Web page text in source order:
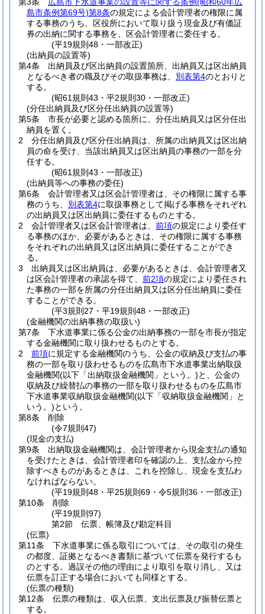
島市条例第69号)第8条の規定による会計管理者の権限に属
する事務のうち、区役所において取り扱う現金及び有価証
券の出納に関する事務を、区会計管理者に委任する。
(平19規則48・一部改正)
(出納員の設置等)
第4条
出納員及び区出納員の設置箇所、出納員又は区出納員
となるべき者の職及びその取扱事務は、 別表第4のとおりと
する。
(昭61規則43・平2規則30・一部改正)
(分任出納員及び区分任出納員の設置等)
第5条
市長が必要と認める箇所に、分任出納員又は区分任出
納員を置く。
2
分任出納員及び区分任出納員は、所属の出納員又は区出納
員の命を受け、当該出納員又は区出納員の事務の一部を分
任する。
(昭61規則43・一部改正)
(出納員等への事務の委任)
第6条
会計管理者又は区会計管理者は、その権限に属する事
務のうち、 別表第4に取扱事務として掲げる事務をそれぞれ
の出納員又は区出納員に委任するものとする。
2
会計管理者又は区会計管理者は、 前項の規定により委任す
る事務のほか、必要があるときは、その権限に属する事務
をそれぞれの出納員又は区出納員に委任することができ
る。
3
出納員又は区出納員は、必要があるときは、会計管理者又
は区会計管理者の承認を得て、 前2項の規定により委任され
た事務の一部を所属の分任出納員又は区分任出納員に委任
することができる。
(平3規則27・平19規則48・一部改正)
(金融機関の出納事務の取扱い)
第7条
下水道事業に係る公金の出納事務の一部を市長が指定
する金融機関に取り扱わせるものとする。
2
前項に規定する金融機関のうち、公金の収納及び支払の事
務の一部を取り扱わせるものを広島市下水道事業出納取扱
金融機関(以下「出納取扱金融機関」という。)と、公金の
収納及び繰替払の事務の一部を取り扱わせるものを広島市
下水道事業収納取扱金融機関(以下「収納取扱金融機関」と
いう。)という。
第8条
削除
(令7規則47)
(現金の支払)
第9条
出納取扱金融機関は、会計管理者から現金支払の通知
を受けたときは、会計管理者印を確認の上、支払金から控
除すべきものがあるときは、これを控除し、現金を支払わ
なければならない。
(平19規則48・平25規則69・令5規則36・一部改正)
第10条
削除
(平19規則97)
第2節
伝票、帳簿及び勘定科目
(伝票)
第11条
下水道事業に係る取引については、その取引の発生
の都度、証拠となるべき書類に基づいて伝票を発行するも
のとする。 過誤その他の理由により取引を取り消し、又は
伝票を訂正する場合においても同様とする。
(伝票の種類)
第12条
伝票の種類は、収入伝票、支出伝票及び振替伝票と
する。